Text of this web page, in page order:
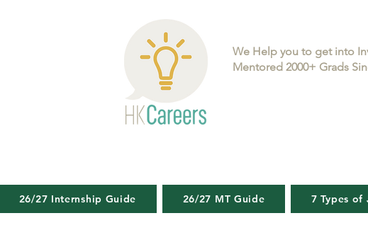
We Help you to get into
Mentored 2000+ Grads
26/27 Internship Guide 26/27 MT Guide 7 Types of